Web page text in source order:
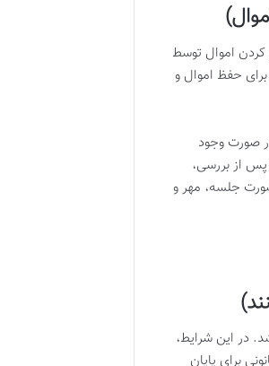
اموال توسط
برای حفظ اموال و
صورت وجود
پس از بررسی،
جلسه، مهر و
در این شرایط،
برای پایان